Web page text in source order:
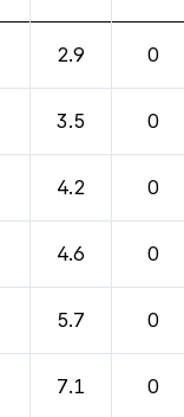
2.9 0
3.5 0
4.2 0
4.6 0
5.7 0
7.1 0